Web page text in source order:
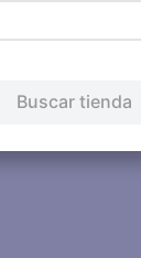
Buscar tienda